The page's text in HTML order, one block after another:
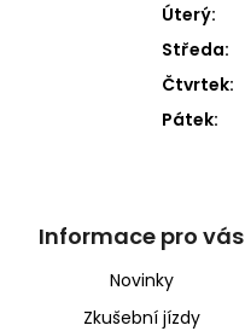
Úterý:
Středa:
Čtvrtek:
Pátek:
Informace pro vás
Novinky
Zkušební jízdy